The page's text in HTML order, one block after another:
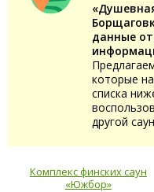
данные
которые
списка
другой
Комплекс финских саун
«Южбор»